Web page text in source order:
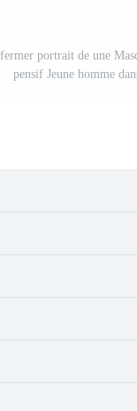
fermer portrait de une
pensif Jeune homme